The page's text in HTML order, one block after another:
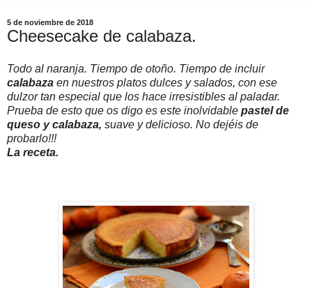
5 de noviembre de 2018
Cheesecake de calabaza.
Todo al naranja. Tiempo de otoño. Tiempo de incluir
calabaza en nuestros platos dulces y salados, con ese
dulzor tan especial que los hace irresistibles al paladar.
Prueba de esto que os digo es este inolvidable pastel de
queso y calabaza, suave y delicioso. No dejéis de
probarlo!!!
La receta.